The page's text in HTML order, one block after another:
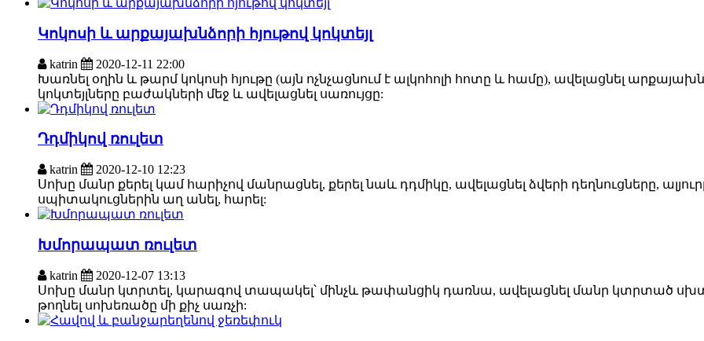
Կոկոսի և արքայախնձորի հյութով կոկտեյլ
katrin
2020-12-11 22:00
Խառնել օղին և թարմ կոկոսի հյութը (այն ոչնչացնում է ալկոհոլի հոտը և համը), ավելացնել
կոկտեյլները բաժակների մեջ և ավելացնել սառույցը:
Դդմիկով ռուլետ
katrin
2020-12-10 12:23
Սոխը մանր քերել կամ հարիչով մանրացնել, քերել նաև դդմիկը, ավելացնել ձվերի դեղնուցները,
սպիտակուցներին աղ անել, հարել:
Խմորապատ ռուլետ
katrin
2020-12-07 13:13
Սոխը մանր կտրտել, կարագով տապակել՝ մինչև թափանցիկ դառնա, ավելացնել մանր կտրտած
թողնել սոխեռածը մի քիչ սառչի: